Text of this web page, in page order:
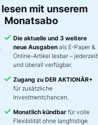
mit unserem
Monatsabo
Die aktuelle und 3 weitere
neue Ausgaben als E-Paper &
Online-Artikel lesbar – jederzeit
und überall verfügbar.
Zugang zu DER AKTIONÄR+
für zusätzliche
Investmentchancen.
Monatlich kündbar für volle
Flexibilität ohne langfristige